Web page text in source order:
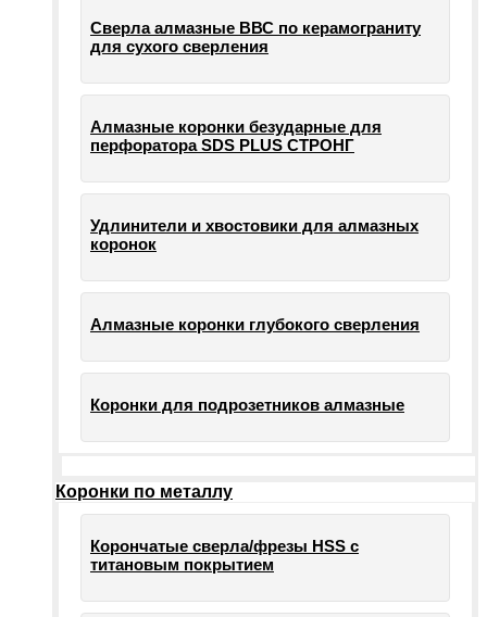
Сверла алмазные ВВС по керамограниту
для сухого сверления
Алмазные коронки безударные для
перфоратора SDS PLUS СТРОНГ
Удлинители и хвостовики для алмазных
коронок
Алмазные коронки глубокого сверления
Коронки для подрозетников алмазные
Коронки по металлу
Корончатые сверла/фрезы HSS c
титановым покрытием